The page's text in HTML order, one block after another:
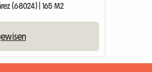
(68024) | 165 M2